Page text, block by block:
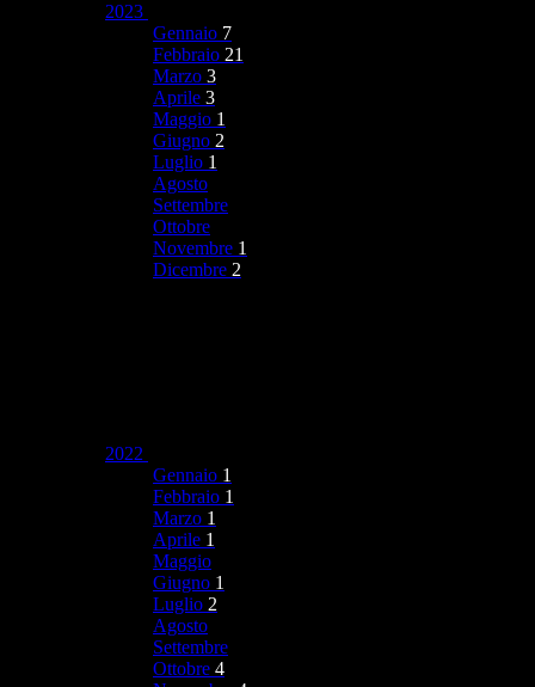
2023
Gennaio 7
Febbraio 21
Marzo 3
Aprile 3
Maggio 1
Giugno 2
Luglio 1
Agosto
Settembre
Ottobre
Novembre 1
Dicembre 2
2022
Gennaio 1
Febbraio 1
Marzo 1
Aprile 1
Maggio
Giugno 1
Luglio 2
Agosto
Settembre
Ottobre 4